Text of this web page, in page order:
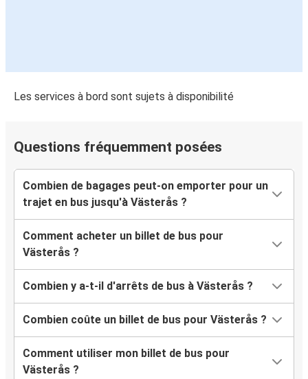
Les services à bord sont sujets à disponibilité
Questions fréquemment posées
Combien de bagages peut-on emporter pour un
trajet en bus jusqu'à Västerås ?
Comment acheter un billet de bus pour
Västerås ?
Combien y a-t-il d'arrêts de bus à Västerås ?
Combien coûte un billet de bus pour Västerås ?
Comment utiliser mon billet de bus pour
Västerås ?